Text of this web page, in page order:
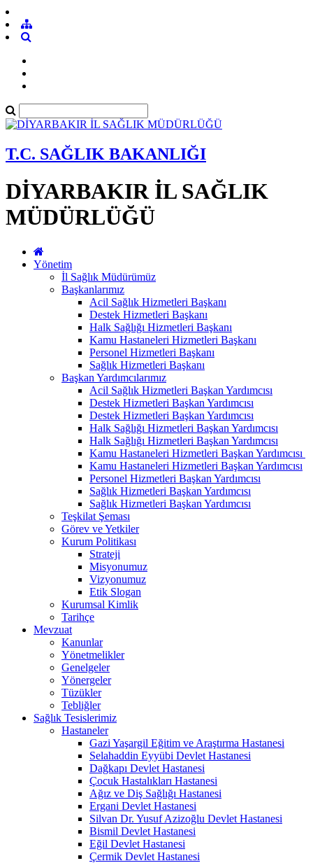
T.C. SAĞLIK BAKANLIĞI
DİYARBAKIR İL SAĞLIK
MÜDÜRLÜĞÜ
Yönetim
İl Sağlık Müdürümüz
Başkanlarımız
Acil Sağlık Hizmetleri Başkanı
Destek Hizmetleri Başkanı
Halk Sağlığı Hizmetleri Başkanı
Kamu Hastaneleri Hizmetleri Başkanı
Personel Hizmetleri Başkanı
Sağlık Hizmetleri Başkanı
Başkan Yardımcılarımız
Acil Sağlık Hizmetleri Başkan Yardımcısı
Destek Hizmetleri Başkan Yardımcısı
Destek Hizmetleri Başkan Yardımcısı
Halk Sağlığı Hizmetleri Başkan Yardımcısı
Halk Sağlığı Hizmetleri Başkan Yardımcısı
Kamu Hastaneleri Hizmetleri Başkan Yardımcısı ​
Kamu Hastaneleri Hizmetleri Başkan Yardımcısı
Personel Hizmetleri Başkan Yardımcısı
Sağlık Hizmetleri Başkan Yardımcısı
Sağlık Hizmetleri Başkan Yardımcısı
Teşkilat Şeması
Görev ve Yetkiler
Kurum Politikası
Strateji
Misyonumuz
Vizyonumuz
Etik Slogan
Kurumsal Kimlik
Tarihçe
Mevzuat
Kanunlar
Yönetmelikler
Genelgeler
Yönergeler
Tüzükler
Tebliğler
Sağlık Tesislerimiz
Hastaneler
Gazi Yaşargil Eğitim ve Araştırma Hastanesi
Selahaddin Eyyübi Devlet Hastanesi
Dağkapı Devlet Hastanesi
Çocuk Hastalıkları Hastanesi
Ağız ve Diş Sağlığı Hastanesi
Ergani Devlet Hastanesi
Silvan Dr. Yusuf Azizoğlu Devlet Hastanesi
Bismil Devlet Hastanesi
Eğil Devlet Hastanesi
Çermik Devlet Hastanesi